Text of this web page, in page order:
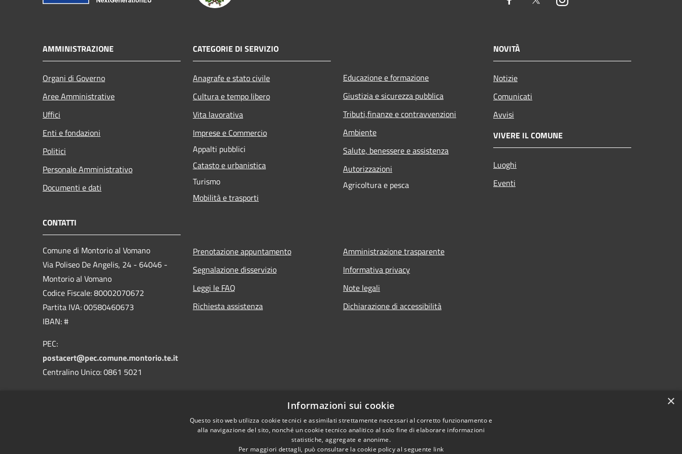
AMMINISTRAZIONE
Organi di Governo
Aree Amministrative
Uffici
Enti e fondazioni
Politici
Personale Amministrativo
Documenti e dati
CATEGORIE DI SERVIZIO
Anagrafe e stato civile
Cultura e tempo libero
Vita lavorativa
Imprese e Commercio
Appalti pubblici
Catasto e urbanistica
Turismo
Mobilità e trasporti
Educazione e formazione
Giustizia e sicurezza pubblica
Tributi,finanze e contravvenzioni
Ambiente
Salute, benessere e assistenza
Autorizzazioni
Agricoltura e pesca
NOVITÀ
Notizie
Comunicati
Avvisi
VIVERE IL COMUNE
Luoghi
Eventi
CONTATTI
Comune di Montorio al Vomano
Via Poliseo De Angelis, 24 - 64046 -
Montorio al Vomano
Codice Fiscale: 80002070672
Partita IVA: 00580460673
IBAN: #
PEC:
postacert@pec.comune.montorio.te.it
Centralino Unico: 0861 5021
Prenotazione appuntamento
Segnalazione disservizio
Leggi le FAQ
Richiesta assistenza
Amministrazione trasparente
Informativa privacy
Note legali
Dichiarazione di accessibilità
×
Informazioni sui cookie
Questo sito web utilizza cookie tecnici e assimilati strettamente necessari al corretto funzionamento e
alla navigazione del sito, nonché un cookie tecnico analitico al solo fine di elaborare informazioni
statistiche, aggregate e anonime.
Per maggiori dettagli, può consultare la cookie policy al seguente link